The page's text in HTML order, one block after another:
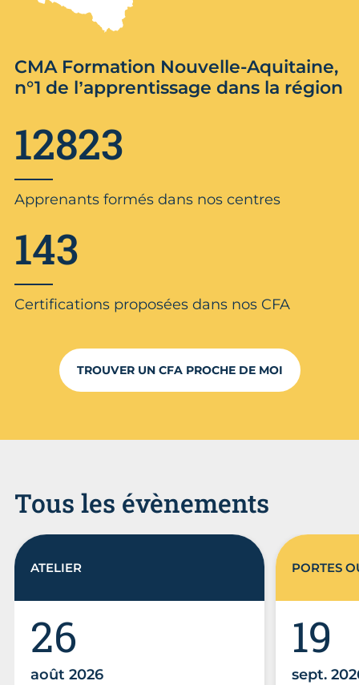
CMA Formation Nouvelle-Aquitaine,
n°1 de l’apprentissage dans la région
12823
Apprenants formés dans nos centres
143
Certifications proposées dans nos CFA
TROUVER UN CFA PROCHE DE MOI
Tous les évènements
26
août 2026
ATELIER
19
sept.
PORTES